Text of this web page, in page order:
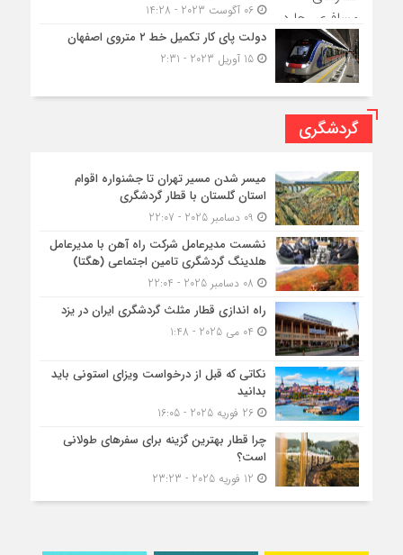
06 آگوست 2023 - 14:28
دولت پای کار تکمیل خط ۲ متروی اصفهان
15 آوریل 2023 - 2:31
گردشگری
میسر شدن مسیر تهران تا جشنواره اقوام
استان گلستان با قطار گردشگری
نشست مدیرعامل شرکت راه آهن با مدیرعامل
هلدینگ گردشگری تامین اجتماعی (هگتا)
راه اندازی قطار مثلث گردشگری ایران در یزد
نکاتی که قبل از درخواست ویزای استونی باید
بدانید
26 فوریه 2025 - 16:05
چرا قطار بهترین گزینه برای سفرهای طولانی
است؟